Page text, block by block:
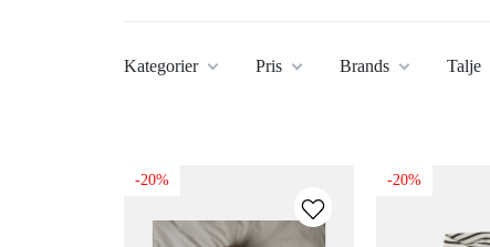
Kategorier Pris Brands Talje
-20% -20%